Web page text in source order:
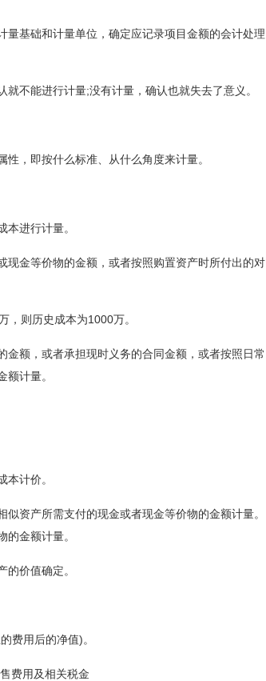
基础和计量单位，确定应记录项目金额的会计处理
就不能进行计量;没有计量，确认也就失去了意义。
性，即按什么标准、从什么角度来计量。
本进行计量。
金等价物的金额，或者按照购置资产时所付出的对
，则历史成本为1000万。
额，或者承担现时义务的合同金额，或者按照日常
额计量。
本计价。
资产所需支付的现金或者现金等价物的金额计量。
的金额计量。
的价值确定。
费用后的净值)。
费用及相关税金